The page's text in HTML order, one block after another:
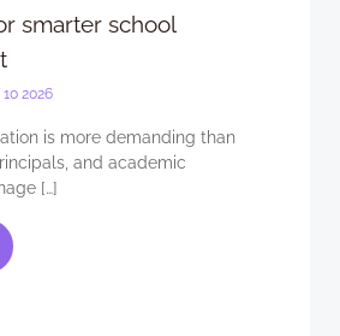
smarter school
2026
is more demanding than
and academic
[…]